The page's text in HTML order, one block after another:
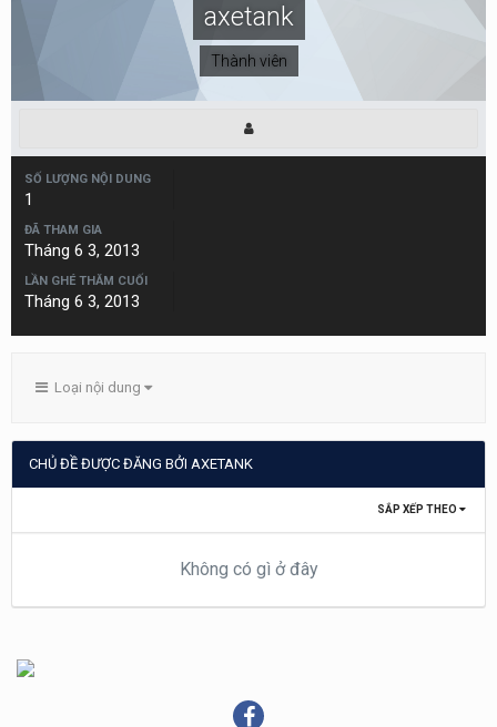
axetank
Thành viên
SỐ LƯỢNG NỘI DUNG
1
ĐÃ THAM GIA
Tháng 6 3, 2013
LẦN GHÉ THĂM CUỐI
Tháng 6 3, 2013
Loại nội dung
CHỦ ĐỀ ĐƯỢC ĐĂNG BỞI AXETANK
SẮP XẾP THEO
Không có gì ở đây